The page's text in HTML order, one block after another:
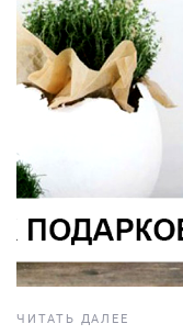
ЧИТАТЬ ДАЛЕЕ